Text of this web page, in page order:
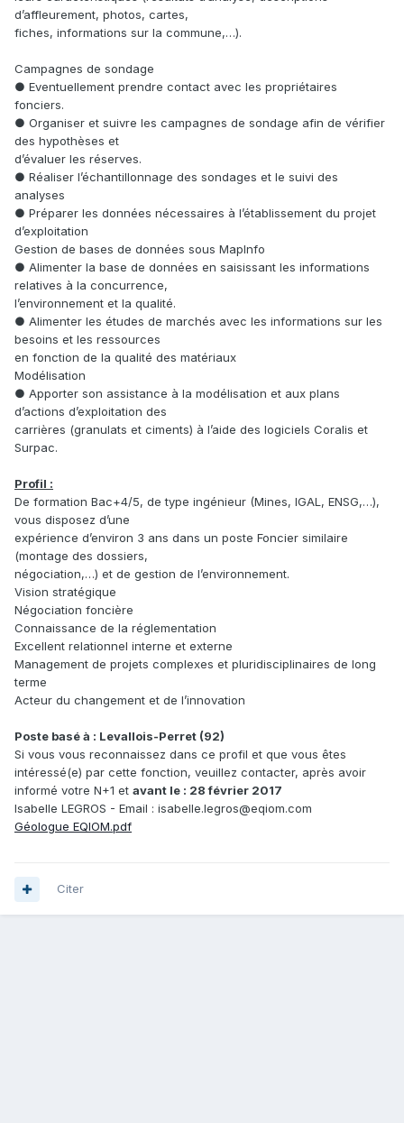
d’affleurement, photos, cartes,
fiches, informations sur la commune,…).
Campagnes de sondage
● Eventuellement prendre contact avec les propriétaires
fonciers.
● Organiser et suivre les campagnes de sondage afin de vérifier
des hypothèses et
d’évaluer les réserves.
● Réaliser l’échantillonnage des sondages et le suivi des
analyses
● Préparer les données nécessaires à l’établissement du projet
d’exploitation
Gestion de bases de données sous MapInfo
● Alimenter la base de données en saisissant les informations
relatives à la concurrence,
l’environnement et la qualité.
● Alimenter les études de marchés avec les informations sur les
besoins et les ressources
en fonction de la qualité des matériaux
Modélisation
● Apporter son assistance à la modélisation et aux plans
d’actions d’exploitation des
carrières (granulats et ciments) à l’aide des logiciels Coralis et
Surpac.
Profil :
De formation Bac+4/5, de type ingénieur (Mines, IGAL, ENSG,…),
vous disposez d’une
expérience d’environ 3 ans dans un poste Foncier similaire
(montage des dossiers,
négociation,…) et de gestion de l’environnement.
Vision stratégique
Négociation foncière
Connaissance de la réglementation
Excellent relationnel interne et externe
Management de projets complexes et pluridisciplinaires de long
terme
Acteur du changement et de l’innovation
Poste basé à : Levallois-Perret (92)
Si vous vous reconnaissez dans ce profil et que vous êtes
intéressé(e) par cette fonction, veuillez contacter, après avoir
informé votre N+1 et avant le : 28 février 2017
Isabelle LEGROS - Email : isabelle.legros@eqiom.com
Géologue EQIOM.pdf
Citer